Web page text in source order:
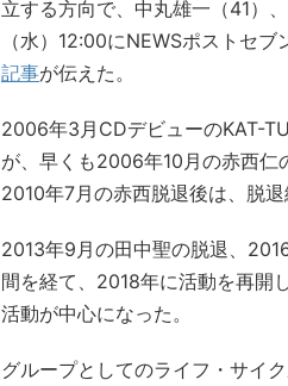
立する方向で、中丸雄一（41）
（水）12:00にNEWSポストセ
記事が伝えた。
2006年3月CDデビューのKAT-
が、早くも2006年10月の赤西仁
2010年7月の赤西脱退後は、脱退
2013年9月の田中聖の脱退、
間を経て、2018年に活動を再開
活動が中心になった。
グループとしてのライフ・サイ